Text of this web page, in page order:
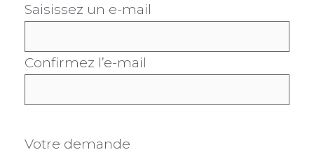
Saisissez un e-mail
Confirmez l’e-mail
Votre demande